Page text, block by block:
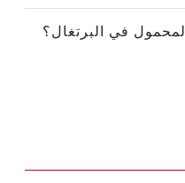
في البرتغال؟